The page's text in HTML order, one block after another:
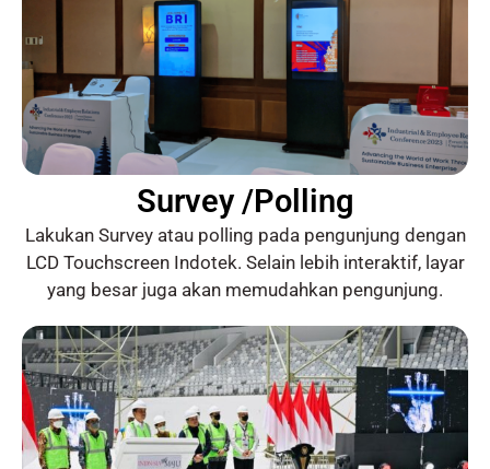
Survey /Polling
Lakukan Survey atau polling pada pengunjung dengan
LCD Touchscreen Indotek. Selain lebih interaktif, layar
yang besar juga akan memudahkan pengunjung.